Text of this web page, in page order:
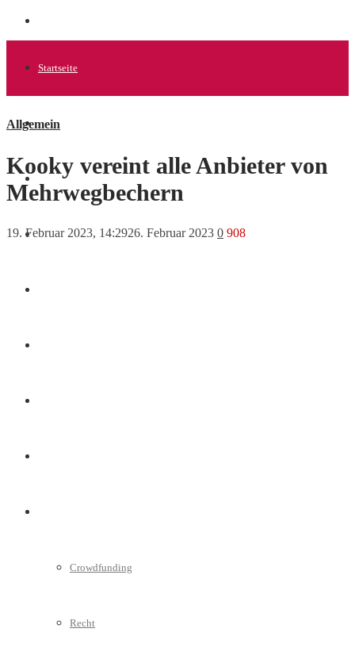
Startseite
Allgemein
Startups
News
Crowdfunding
Recht
Allgemein
Kooky vereint alle Anbieter von
Mehrwegbechern
19. Februar 2023, 14:2926. Februar 2023 0 908